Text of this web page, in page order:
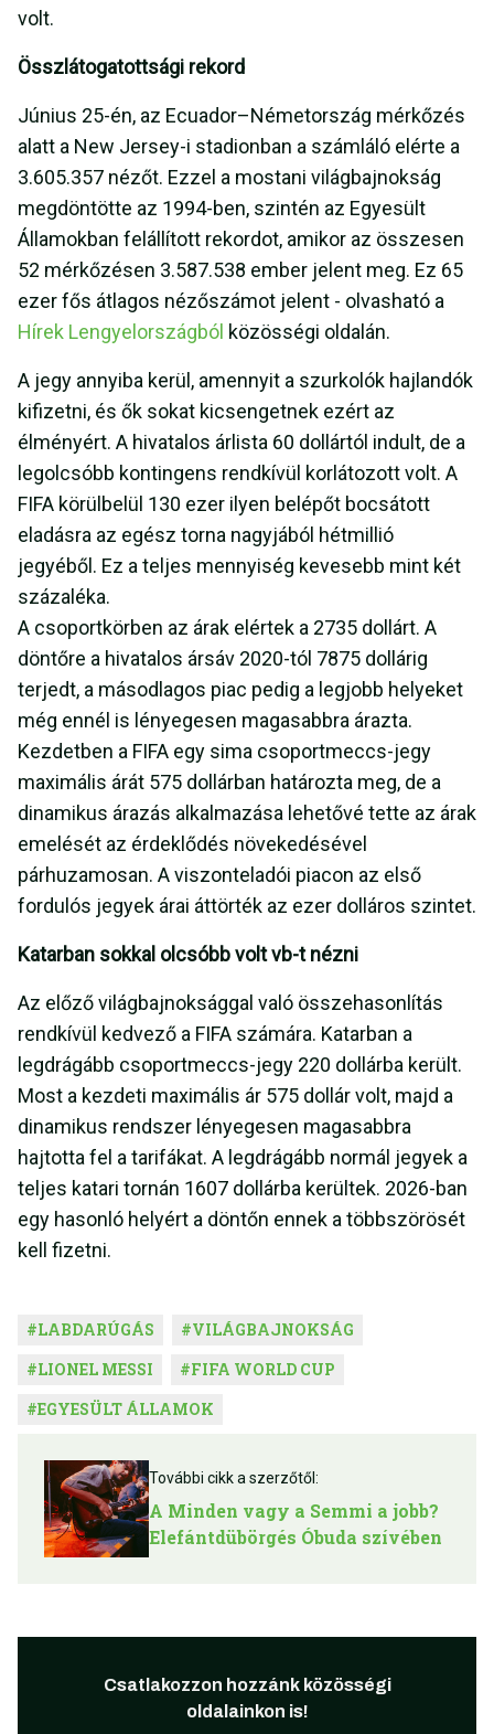
volt.
Összlátogatottsági rekord
Június 25-én, az Ecuador–Németország mérkőzés
alatt a New Jersey-i stadionban a számláló elérte a
3.605.357 nézőt. Ezzel a mostani világbajnokság
megdöntötte az 1994-ben, szintén az Egyesült
Államokban felállított rekordot, amikor az összesen
52 mérkőzésen 3.587.538 ember jelent meg. Ez 65
ezer fős átlagos nézőszámot jelent - olvasható a
Hírek Lengyelországból közösségi oldalán.
A jegy annyiba kerül, amennyit a szurkolók hajlandók
kifizetni, és ők sokat kicsengetnek ezért az
élményért. A hivatalos árlista 60 dollártól indult, de a
legolcsóbb kontingens rendkívül korlátozott volt. A
FIFA körülbelül 130 ezer ilyen belépőt bocsátott
eladásra az egész torna nagyjából hétmillió
jegyéből. Ez a teljes mennyiség kevesebb mint két
százaléka.
A csoportkörben az árak elértek a 2735 dollárt. A
döntőre a hivatalos ársáv 2020-tól 7875 dollárig
terjedt, a másodlagos piac pedig a legjobb helyeket
még ennél is lényegesen magasabbra árazta.
Kezdetben a FIFA egy sima csoportmeccs-jegy
maximális árát 575 dollárban határozta meg, de a
dinamikus árazás alkalmazása lehetővé tette az árak
emelését az érdeklődés növekedésével
párhuzamosan. A viszonteladói piacon az első
fordulós jegyek árai áttörték az ezer dolláros szintet.
Katarban sokkal olcsóbb volt vb-t nézni
Az előző világbajnoksággal való összehasonlítás
rendkívül kedvező a FIFA számára. Katarban a
legdrágább csoportmeccs-jegy 220 dollárba került.
Most a kezdeti maximális ár 575 dollár volt, majd a
dinamikus rendszer lényegesen magasabbra
hajtotta fel a tarifákat. A legdrágább normál jegyek a
teljes katari tornán 1607 dollárba kerültek. 2026-ban
egy hasonló helyért a döntőn ennek a többszörösét
kell fizetni.
#LABDARÚGÁS #VILÁGBAJNOKSÁG
#LIONEL MESSI #FIFA WORLD CUP
#EGYESÜLT ÁLLAMOK
További cikk a szerzőtől:
A Minden vagy a Semmi a jobb?
Elefántdübörgés Óbuda szívében
Csatlakozzon hozzánk közösségi
oldalainkon is!